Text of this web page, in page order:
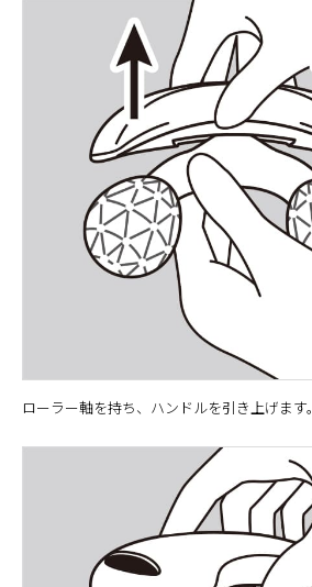
ローラー軸を持ち、ハンドルを引き上げます。